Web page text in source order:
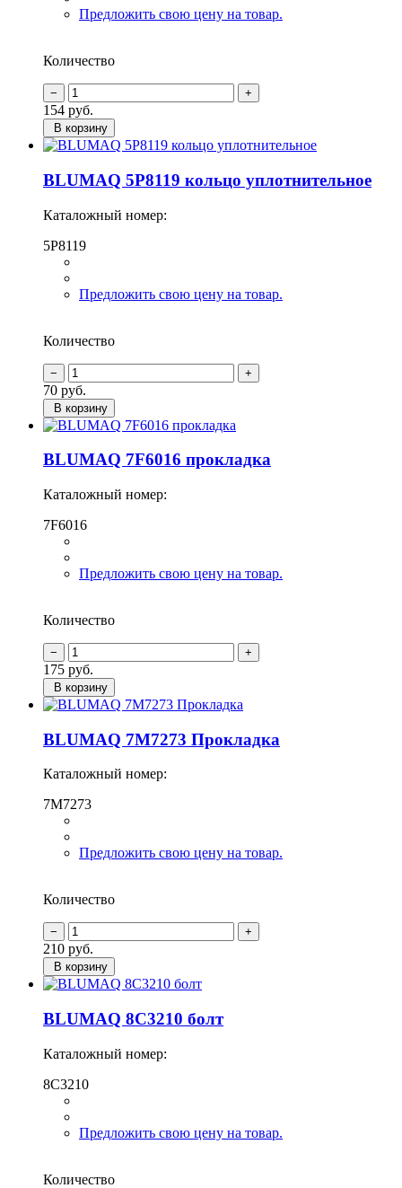
Предложить свою цену на товар.
Количество
154 руб.
В корзину
BLUMAQ 5P8119 кольцо уплотнительное
Каталожный номер:
5P8119
Предложить свою цену на товар.
Количество
70 руб.
В корзину
BLUMAQ 7F6016 прокладка
Каталожный номер:
7F6016
Предложить свою цену на товар.
Количество
175 руб.
В корзину
BLUMAQ 7M7273 Прокладка
Каталожный номер:
7M7273
Предложить свою цену на товар.
Количество
210 руб.
В корзину
BLUMAQ 8C3210 болт
Каталожный номер:
8C3210
Предложить свою цену на товар.
Количество